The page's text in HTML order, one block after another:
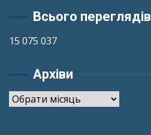
Всього переглядів
15 075 037
Архіви
Архіви